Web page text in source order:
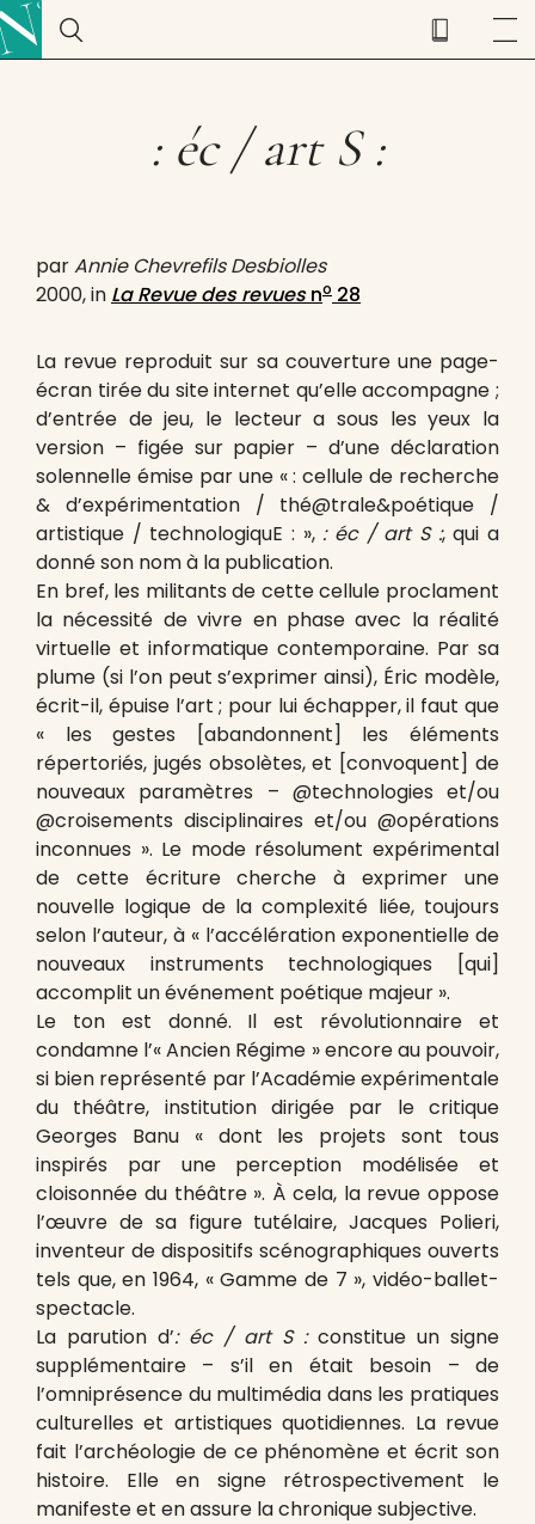
: éc / art S :
parAnnie Chevrefils Desbiolles
2000, in La Revue des revuesno 28
La revue reproduit sur sa couverture une page-
écran tirée du site internet qu’elle accompagne ;
d’entrée de jeu, le lecteur a sous les yeux la
version – figée sur papier – d’une déclaration
solennelle émise par une « : cellule de recherche
& d’expérimentation / thé@trale&poétique /
artistique / technologiquE : », : éc / art S :, qui a
donné son nom à la publication.
En bref, les militants de cette cellule proclament
la nécessité de vivre en phase avec la réalité
virtuelle et informatique contemporaine. Par sa
plume (si l’on peut s’exprimer ainsi), Éric modèle,
écrit-il, épuise l’art ; pour lui échapper, il faut que
« les gestes [abandonnent] les éléments
répertoriés, jugés obsolètes, et [convoquent] de
nouveaux paramètres – @technologies et/ou
@croisements disciplinaires et/ou @opérations
inconnues ». Le mode résolument expérimental
de cette écriture cherche à exprimer une
nouvelle logique de la complexité liée, toujours
selon l’auteur, à « l’accélération exponentielle de
nouveaux instruments technologiques [qui]
accomplit un événement poétique majeur ».
Le ton est donné. Il est révolutionnaire et
condamne l’« Ancien Régime » encore au pouvoir,
si bien représenté par l’Académie expérimentale
du théâtre, institution dirigée par le critique
Georges Banu « dont les projets sont tous
inspirés par une perception modélisée et
cloisonnée du théâtre ». À cela, la revue oppose
l’œuvre de sa figure tutélaire, Jacques Polieri,
inventeur de dispositifs scénographiques ouverts
tels que, en 1964, « Gamme de 7 », vidéo-ballet-
spectacle.
La parution d’: éc / art S :constitue un signe
supplémentaire – s’il en était besoin – de
l’omniprésence du multimédia dans les pratiques
culturelles et artistiques quotidiennes. La revue
fait l’archéologie de ce phénomène et écrit son
histoire. Elle en signe rétrospectivement le
manifeste et en assure la chronique subjective.